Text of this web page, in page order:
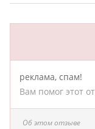
реклама, спам!
Вам помог этот
Об этом отзыве